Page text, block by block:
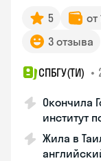
5 от
3 отзыва
СПБГУ(ТИ) •
Окончила
институт
Жила в